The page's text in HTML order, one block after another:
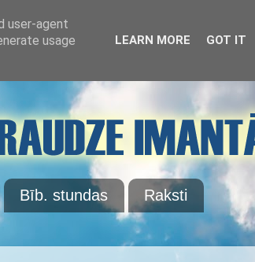
Bīb. stundas
Raksti
user-agent
usage
LEARN MORE GOT IT